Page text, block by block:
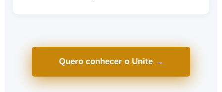
Quero conhecer o Unite →